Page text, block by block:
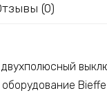
(0)